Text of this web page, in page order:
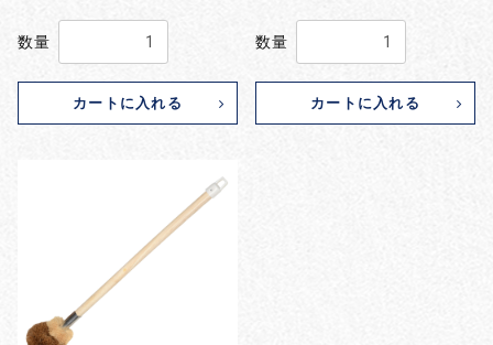
数量
カートに入れる
数量
カートに入れる